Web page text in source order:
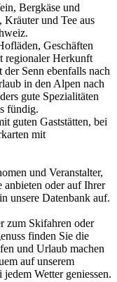
Bergkäse und
Kräuter und Tee aus
Geschäften
regionaler Herkunft
Senn ebenfalls nach
in den Alpen nach
gute Spezialitäten
fündig.
guten Gaststätten, bei
mit
und Veranstalter,
oder auf Ihrer
unsere Datenbank auf.
zum Skifahren oder
finden Sie die
und Urlaub machen
auf unserem
Wetter geniessen.